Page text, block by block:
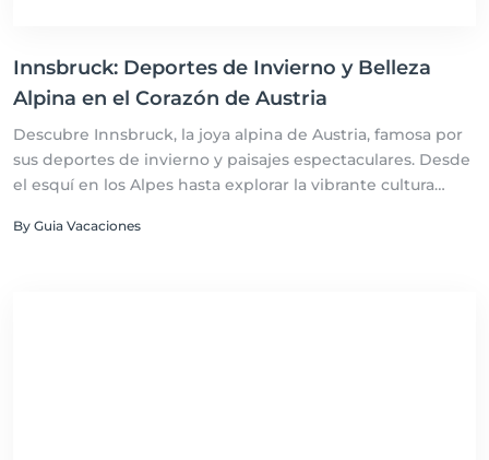
Innsbruck: Deportes de Invierno y Belleza
Alpina en el Corazón de Austria
Descubre Innsbruck, la joya alpina de Austria, famosa por
sus deportes de invierno y paisajes espectaculares. Desde
el esquí en los Alpes hasta explorar la vibrante cultura
By Guia Vacaciones